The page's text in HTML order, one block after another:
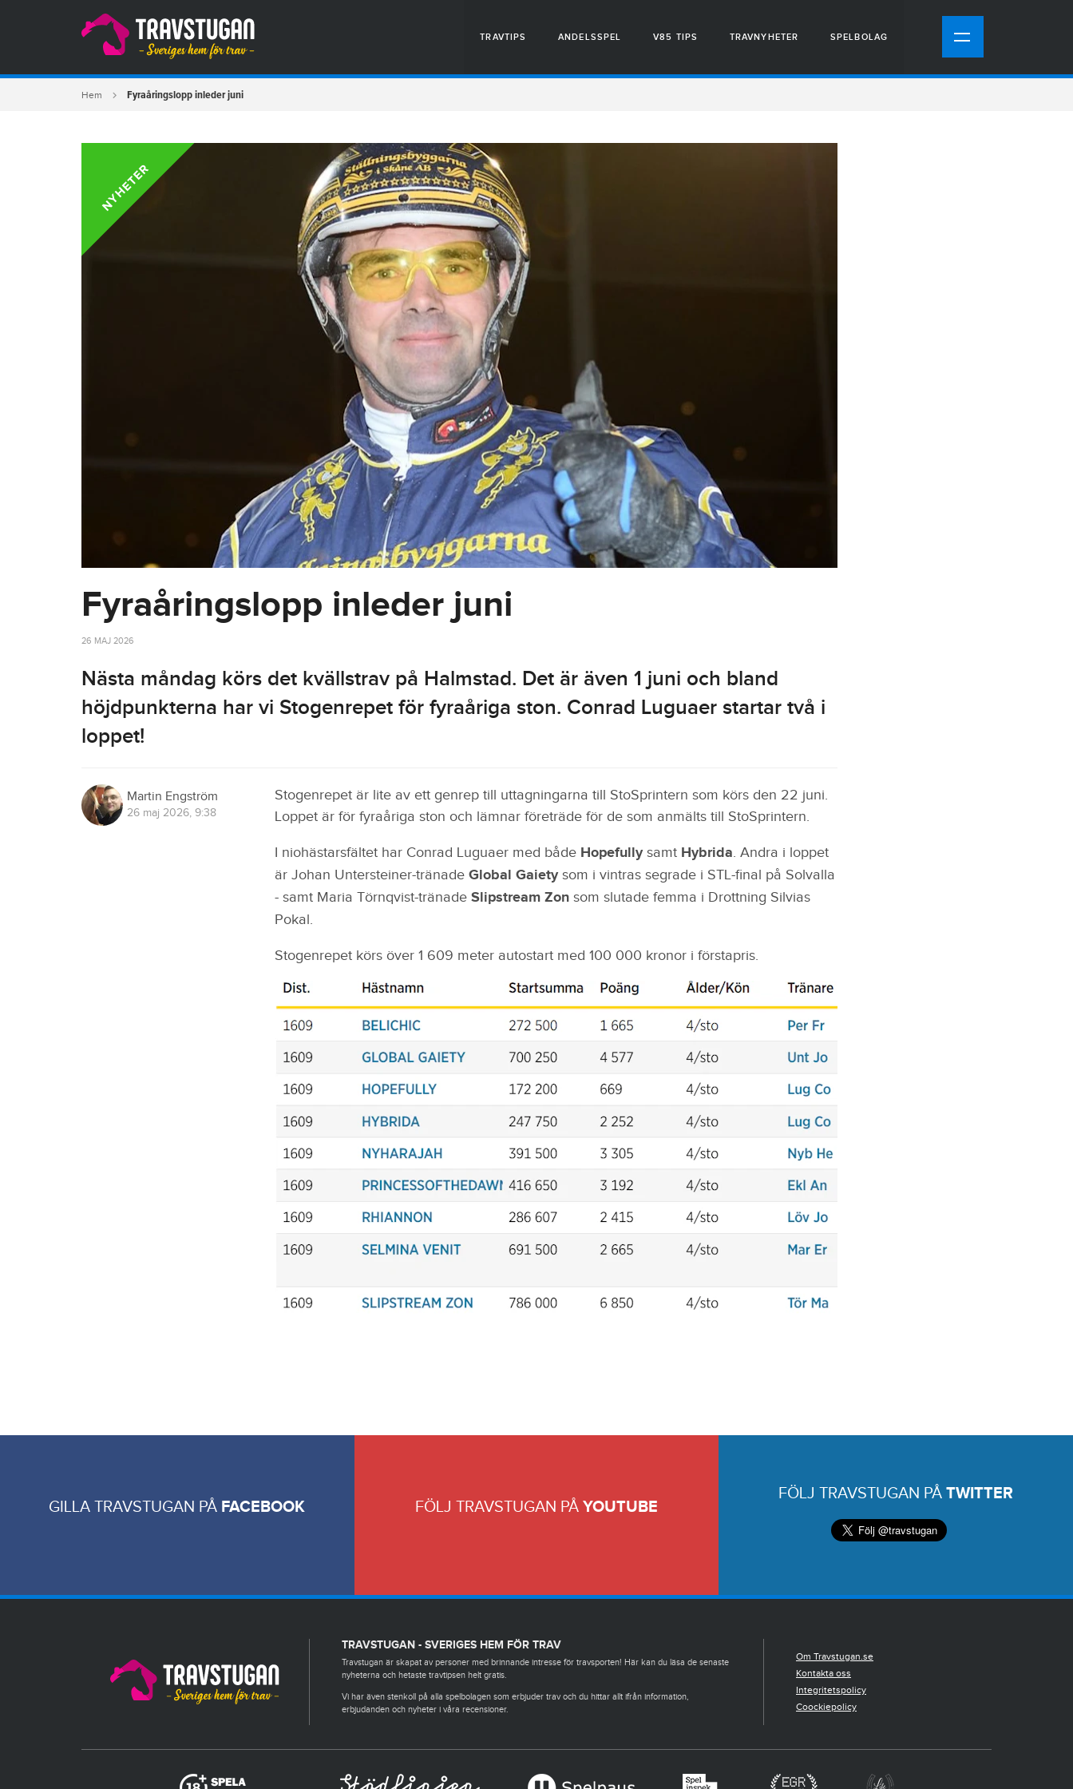
TRAVTIPS ANDELSSPEL V85 TIPS TRAVNYHETER SPELBOLAG
Hem Fyraåringslopp inleder juni
NYHETER
Fyraåringslopp inleder juni
26 MAJ 2026
Nästa måndag körs det kvällstrav på Halmstad. Det är även 1 juni och bland
höjdpunkterna har vi Stogenrepet för fyraåriga ston. Conrad Luguaer startar två i
loppet!
Martin Engström
26 maj 2026, 9:38
Stogenrepet är lite av ett genrep till uttagningarna till StoSprintern som körs den 22 juni.
Loppet är för fyraåriga ston och lämnar företräde för de som anmälts till StoSprintern.
I niohästarsfältet har Conrad Luguaer med både Hopefullysamt Hybrida. Andra i loppet
är Johan Untersteiner-tränade Global Gaietysom i vintras segrade i STL-final på Solvalla
- samt Maria Törnqvist-tränade Slipstream Zonsom slutade femma i Drottning Silvias
Pokal.
Stogenrepet körs över 1 609 meter autostart med 100 000 kronor i förstapris.
GILLA TRAVSTUGAN PÅ FACEBOOK FÖLJ TRAVSTUGAN PÅ YOUTUBE
FÖLJ TRAVSTUGAN PÅTWITTER
TRAVSTUGAN - SVERIGES HEM FÖR TRAV
Travstugan är skapat av personer med brinnande intresse för travsporten! Här kan du läsa de senaste
nyheterna och hetaste travtipsen helt gratis.
Vi har även stenkoll på alla spelbolagen som erbjuder trav och du hittar allt ifrån information,
erbjudanden och nyheter i våra recensioner.
Om Travstugan.se
Kontakta oss
Integritetspolicy
Coockiepolicy